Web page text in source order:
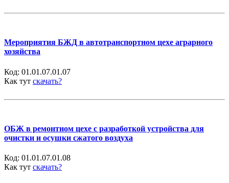
Мероприятия БЖД в автотранспортном цехе аграрного
хозяйства
Код: 01.01.07.01.07
Как тут скачать?
ОБЖ в ремонтном цехе с разработкой устройства для
очистки и осушки сжатого воздуха
Код: 01.01.07.01.08
Как тут скачать?